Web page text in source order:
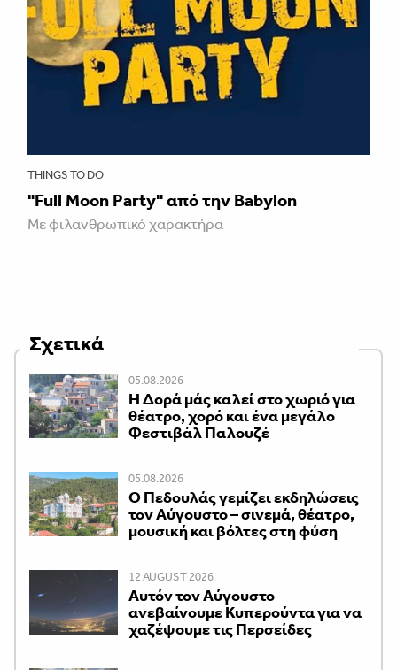
THINGS TO DO
"Full Moon Party" από την Babylon
Με φιλανθρωπικό χαρακτήρα
Σχετικά
05.08.2026
Η Δορά μάς καλεί στο χωριό για
θέατρο, χορό και ένα μεγάλο
Φεστιβάλ Παλουζέ
05.08.2026
Ο Πεδουλάς γεμίζει εκδηλώσεις
τον Αύγουστο – σινεμά, θέατρο,
μουσική και βόλτες στη φύση
12 AUGUST 2026
Αυτόν τον Αύγουστο
ανεβαίνουμε Κυπερούντα για να
χαζέψουμε τις Περσείδες